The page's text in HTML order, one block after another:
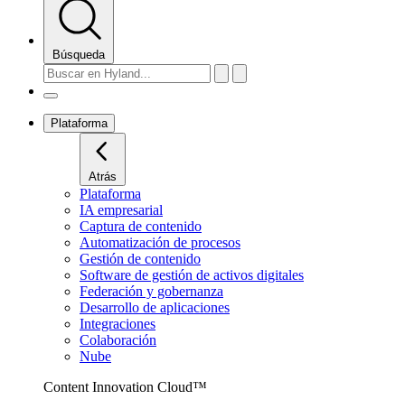
Búsqueda
Plataforma
Atrás
Plataforma
IA empresarial
Captura de contenido
Automatización de procesos
Gestión de contenido
Software de gestión de activos digitales
Federación y gobernanza
Desarrollo de aplicaciones
Integraciones
Colaboración
Nube
Content Innovation Cloud™